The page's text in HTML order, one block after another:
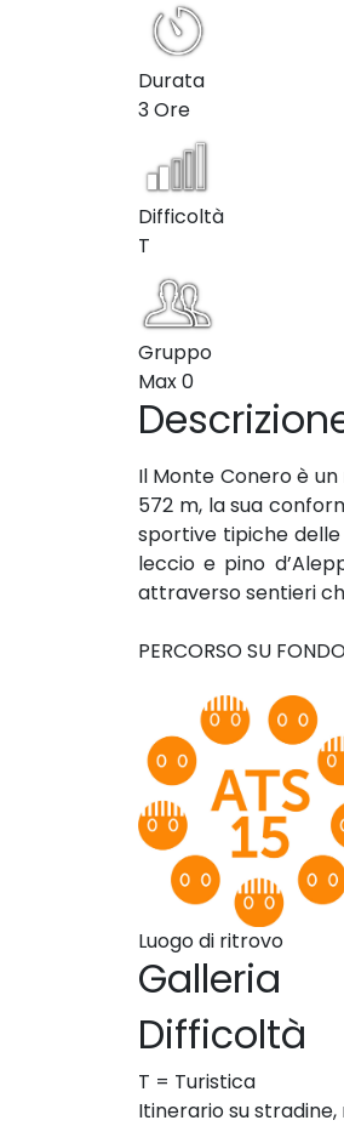
Durata
3 Ore
Difficoltà
T
Gruppo
Max0
Il Monte Conero è
572 m, la sua
sportive tipiche
leccio e pino
attraverso sentieri
PERCORSO SU
Luogo di ritrovo
Galleria
Difficoltà
T = Turistica
Itinerario su